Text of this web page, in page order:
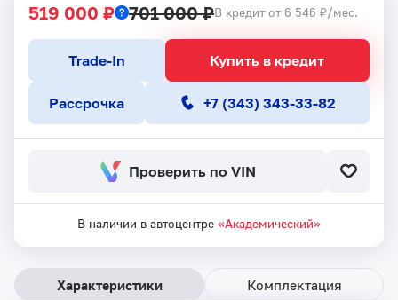
519 000 ₽ 701 000 ₽В кредит от 6 546 ₽/мес.
Купить в кредит
Trade-In
Рассрочка +7 (343) 343-33-82
Проверить по VIN
В наличии в автоцентре «Академический»
Характеристики Комплектация